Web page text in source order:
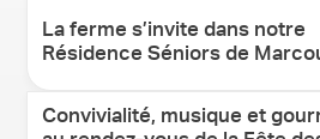
La ferme s’invite dans notre
Résidence Séniors de
Convivialité, musique et